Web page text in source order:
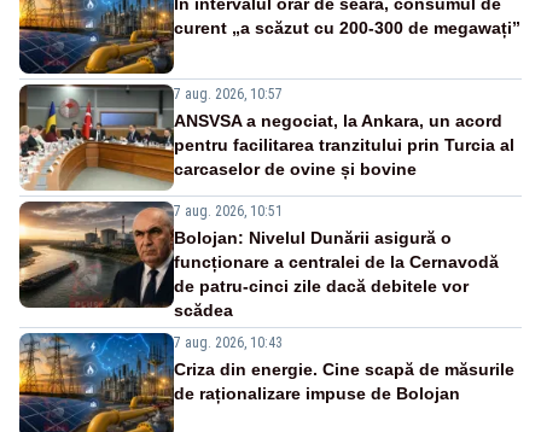
curent „a scăzut cu 200-300 de megawați”
7 aug. 2026, 10:57
ANSVSA a negociat, la Ankara, un acord
pentru facilitarea tranzitului prin Turcia al
carcaselor de ovine și bovine
7 aug. 2026, 10:51
Bolojan: Nivelul Dunării asigură o
funcționare a centralei de la Cernavodă
de patru-cinci zile dacă debitele vor
scădea
7 aug. 2026, 10:43
Criza din energie. Cine scapă de măsurile
de raționalizare impuse de Bolojan